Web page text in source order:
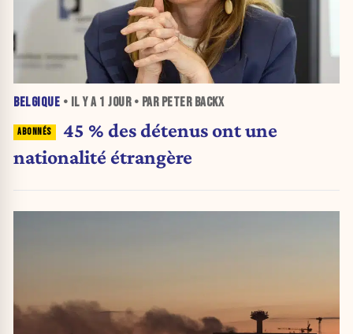
BELGIQUE • IL Y A 1 JOUR• PAR PETER BACKX
45 % des détenus ont une
nationalité étrangère